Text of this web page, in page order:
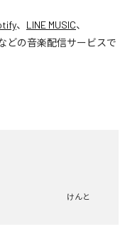
、 LINE MUSIC、
どの音楽配信サービスで
けんと